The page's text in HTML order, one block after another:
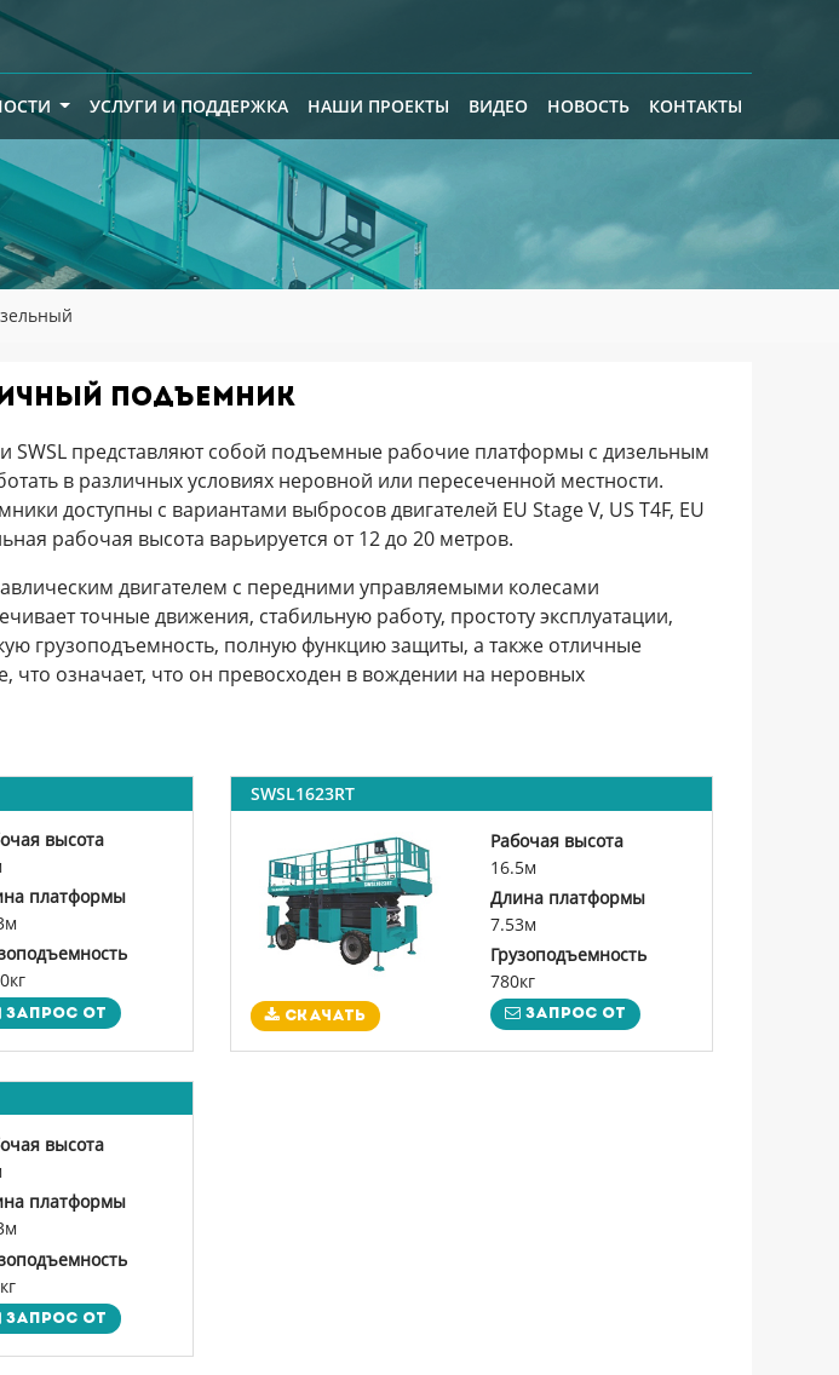
УСЛУГИ И ПОДДЕРЖКА НАШИ ПРОЕКТЫ ВИДЕО НОВОСТЬ КОНТАКТЫ
подъемник
представляют собой подъемные рабочие платформы с дизельным
в различных условиях неровной или пересеченной местности.
доступны с вариантами выбросов двигателей EU Stage V, US T4F, EU
рабочая высота варьируется от 12 до 20 метров.
двигателем с передними управляемыми колесами
точные движения, стабильную работу, простоту эксплуатации,
грузоподъемность, полную функцию защиты, а также отличные
что означает, что он превосходен в вождении на неровных
высота
платформы
Запрос от
SWSL1623RT
Скачать
Рабочая высота
16.5м
Длина платформы
7.53м
Грузоподъемность
780кг
Запрос от
высота
платформы
Запрос от